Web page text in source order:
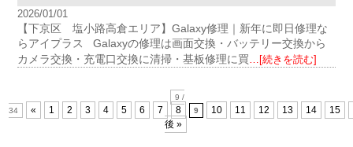
2026/01/01
【下京区 塩小路高倉エリア】Galaxy修理｜新年に即日修理な
らアイプラス Galaxyの修理は画面交換・バッテリー交換から
カメラ交換・充電口交換に清掃・基板修理に買…[続きを読む]
9 /
34
« 1 2 3 4 5 6 7 8 9 10 11 12 13 14
15
後 »